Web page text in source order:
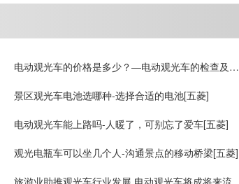
电动观光车的价格是多少？—电动观光车的检查及保
景区观光车电池选哪种-选择合适的电池[五菱]
电动观光车能上路吗-人暖了，可别忘了爱车[五菱]
观光电瓶车可以坐几个人-沟通景点的移动桥梁[五菱]